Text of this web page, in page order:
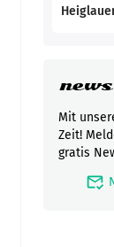
Mit
Zeit!
gratis
mark_email_read